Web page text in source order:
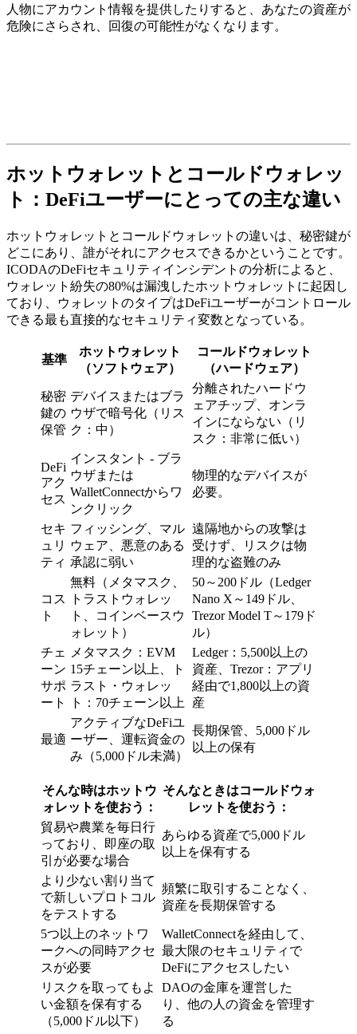
人物にアカウント情報を提供したりすると、あなたの資産が
危険にさらされ、回復の可能性がなくなります。
ホットウォレットとコールドウォレッ
ト：DeFiユーザーにとっての主な違い
ホットウォレットとコールドウォレットの違いは、秘密鍵が
どこにあり、誰がそれにアクセスできるかということです。
ICODAのDeFiセキュリティインシデントの分析によると、
ウォレット紛失の80%は漏洩したホットウォレットに起因し
ており、ウォレットのタイプはDeFiユーザーがコントロール
できる最も直接的なセキュリティ変数となっている。
基準
ホットウォレット
（ソフトウェア）
コールドウォレット
（ハードウェア）
秘密
鍵の
保管
デバイスまたはブラ
ウザで暗号化（リス
ク：中）
分離されたハードウ
ェアチップ、オンラ
インにならない（リ
スク：非常に低い）
DeFi
アク
セス
インスタント - ブラ
ウザまたは
WalletConnectからワ
ンクリック
物理的なデバイスが
必要。
セキ
ュリ
ティ
フィッシング、マル
ウェア、悪意のある
承認に弱い
遠隔地からの攻撃は
受けず、リスクは物
理的な盗難のみ
コス
ト
無料（メタマスク、
トラストウォレッ
ト、コインベースウ
ォレット）
50～200ドル（Ledger
Nano X～149ドル、
Trezor Model T～179ド
ル）
チェ
ーン
サポ
ート
メタマスク：EVM
15チェーン以上、ト
ラスト・ウォレッ
ト：70チェーン以上
Ledger：5,500以上の
資産、Trezor：アプリ
経由で1,800以上の資
産
最適
アクティブなDeFiユ
ーザー、運転資金の
み（5,000ドル未満）
長期保管、5,000ドル
以上の保有
そんな時はホットウ
ォレットを使おう：
そんなときはコールドウォ
レットを使おう：
貿易や農業を毎日行
っており、即座の取
引が必要な場合
あらゆる資産で5,000ドル
以上を保有する
より少ない割り当て
で新しいプロトコル
をテストする
頻繁に取引することなく、
資産を長期保管する
5つ以上のネットワ
ークへの同時アクセ
スが必要
WalletConnectを経由して、
最大限のセキュリティで
DeFiにアクセスしたい
リスクを取ってもよ
い金額を保有する
（5,000ドル以下）
DAOの金庫を運営した
り、他の人の資金を管理す
る